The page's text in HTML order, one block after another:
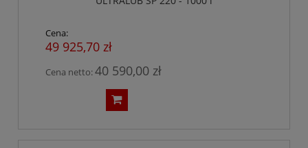
Cena:
49 925,70 zł
Cena netto:40 590,00 zł